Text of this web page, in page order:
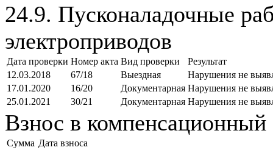
24.9. Пусконаладочные
электроприводов
Дата проверки Номер акта Вид проверки
Результат
12.03.2018
67/18 Выездная
Нарушения не
17.01.2020
16/20 Документарная Нарушения не
25.01.2021
30/21 Документарная Нарушения не
Взнос в
Cумма Дата взноса